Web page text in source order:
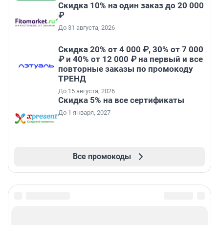
Скидка 10% на один заказ до 20 000
₽
До 31 августа, 2026
Скидка 20% от 4 000 ₽, 30% от 7 000
₽ и 40% от 12 000 ₽ на первый и все
повторные заказы по промокоду
ТРЕНД
До 15 августа, 2026
Скидка 5% на все сертификаты
До 1 января, 2027
Все промокоды